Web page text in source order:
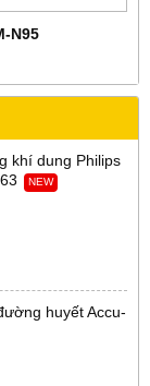
N95
khí dung Philips
NEW
huyết Accu-